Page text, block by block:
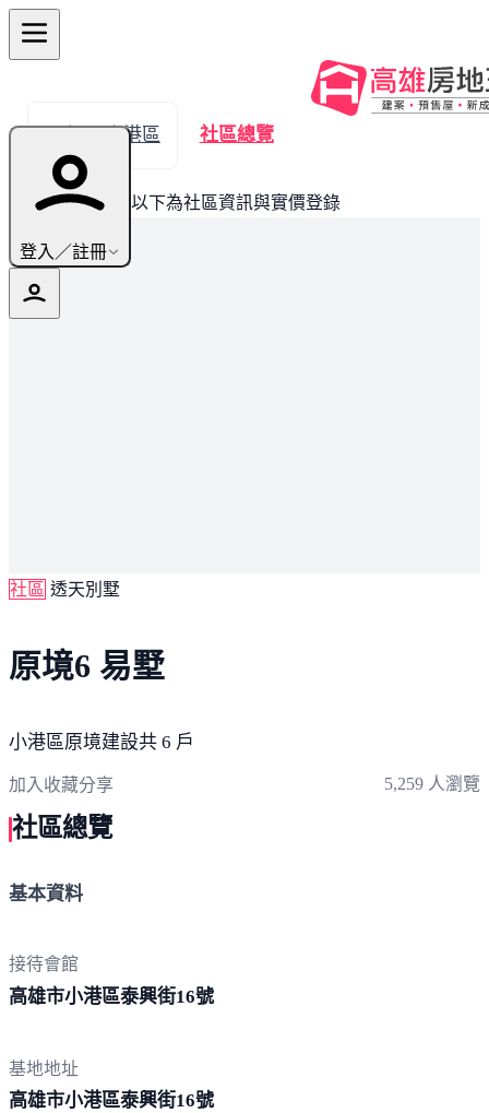
登入／註冊
← 返回小港區 社區總覽
此建案已完銷，以下為社區資訊與實價登錄
社區 透天別墅
原境6 易墅
小港區原境建設共 6 戶
加入收藏分享 5,259 人瀏覽
社區總覽
基本資料
接待會館
高雄市小港區泰興街16號
基地地址
高雄市小港區泰興街16號